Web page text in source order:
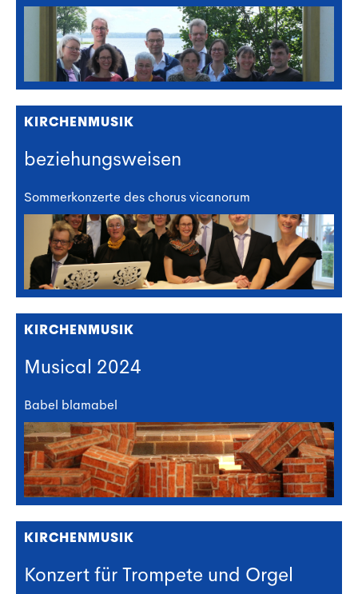
KIRCHENMUSIK
beziehungsweisen
Sommerkonzerte des chorus vicanorum
KIRCHENMUSIK
Musical 2024
Babel blamabel
KIRCHENMUSIK
Konzert für Trompete und Orgel